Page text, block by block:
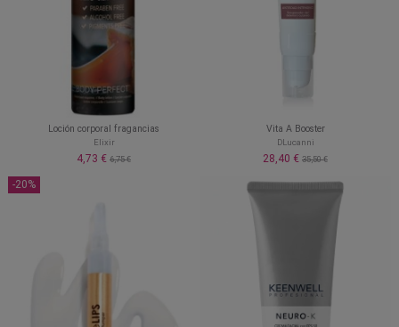
Loción corporal fragancias
Elixir
4,73 € 6,75 €
Vita A Booster
DLucanni
28,40 € 35,50 €
-20%